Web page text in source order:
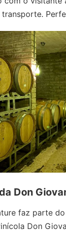
Don
faz parte
Don